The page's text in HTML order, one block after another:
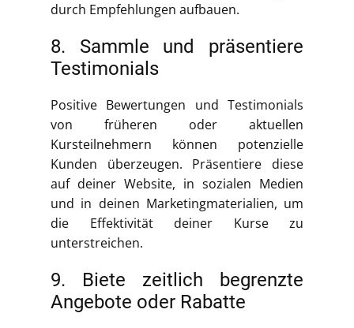
durch Empfehlungen aufbauen.
8. Sammle und präsentiere
Testimonials
Positive Bewertungen und Testimonials
von früheren oder aktuellen
Kursteilnehmern können potenzielle
Kunden überzeugen. Präsentiere diese
auf deiner Website, in sozialen Medien
und in deinen Marketingmaterialien, um
die Effektivität deiner Kurse zu
unterstreichen.
9. Biete zeitlich begrenzte
Angebote oder Rabatte